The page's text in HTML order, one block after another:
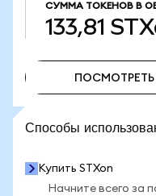
СУММА ТОКЕНОВ В
133,81
Способы
Купить STXon
Начните всего за